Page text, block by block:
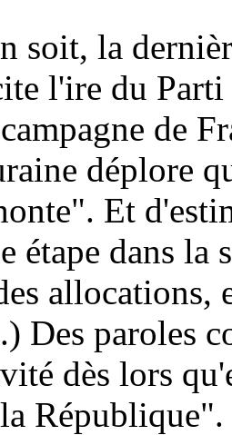
soit, la
l'ire du
de
déplore
Et
étape dans la
allocations,
Des paroles
dès lors
République".